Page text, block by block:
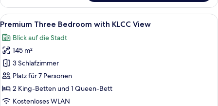
Suite
(KLCC
View)
Alle
Fotos
für
Premium
Three
Bedroom
with
KLCC
Premium Three Bedroom with
15
Premium Three Bedroom with KLCC View
Blick auf die Stadt
145 m²
3 Schlafzimmer
Platz für 7 Personen
2 King-Betten und 1 Queen-Bett
Kostenloses WLAN